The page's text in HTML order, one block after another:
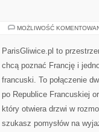
MOŻLIWOŚĆ
ParisGliwice.pl to
chcą poznać Francję i
francuski. To połączenie
po Republice Francuskiej
który otwiera drzwi w
szukasz pomysłów na